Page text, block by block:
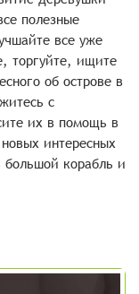
полезные
все уже
торгуйте, ищите
об острове в
с
их в помощь в
интересных
большой корабль и